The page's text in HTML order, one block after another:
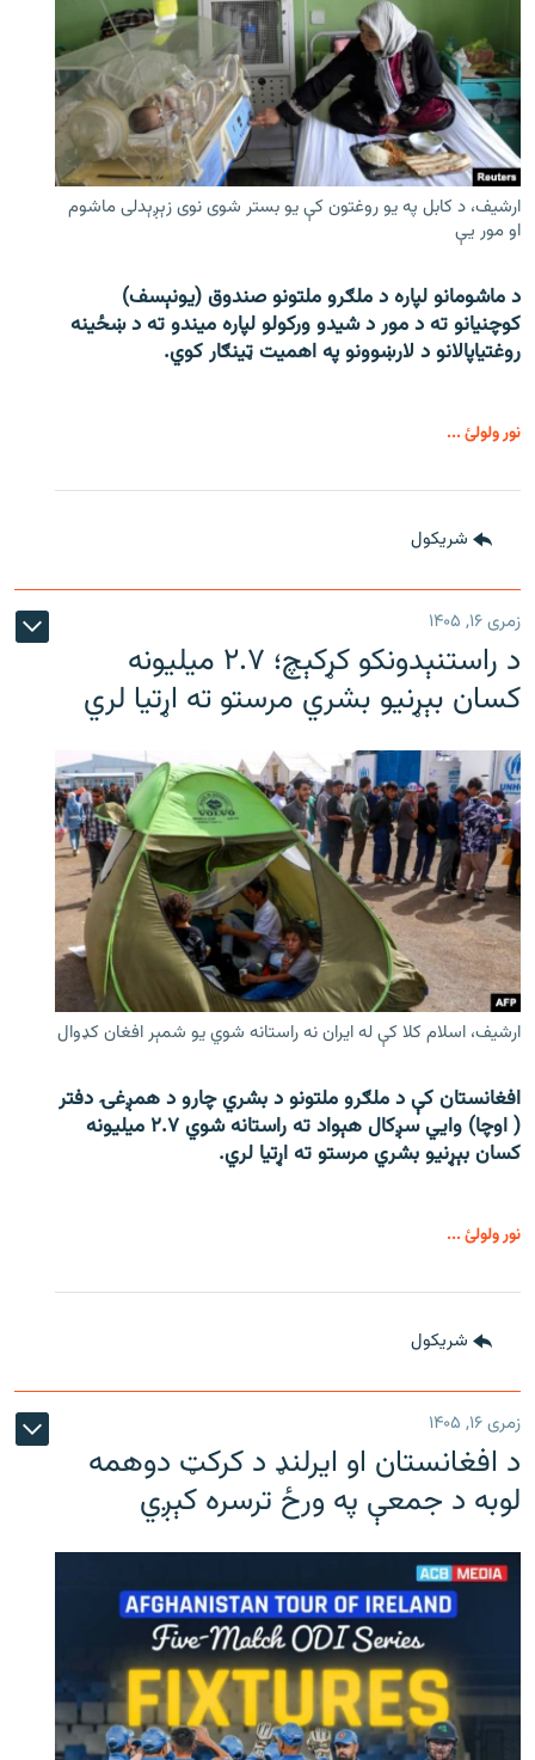
ارشیف، د کابل په یو روغتون کې یو بستر شوی نوی زېږېدلی ماشوم
او مور یې
د ماشومانو لپاره د ملګرو ملتونو صندوق (یونېسف)
کوچنیانو ته د مور د شیدو ورکولو لپاره میندو ته د ښځینه
روغتیاپالانو د لارښوونو په اهمیت ټینګار کوي.
نور ولولئ ...
شريکول
زمری ۱۶, ۱۴۰۵
د راستنېدونکو کړکېچ؛ ۲.۷ میلیونه
کسان بېړنیو بشري مرستو ته اړتیا لري
ارشیف، اسلام کلا کې له ایران نه راستانه شوي یو شمېر افغان کډوال
افغانستان کې د ملګرو ملتونو د بشري چارو د همږغۍ دفتر
( اوچا) وايي سږکال هېواد ته راستانه شوي ۲.۷ میلیونه
کسان بېړنیو بشري مرستو ته اړتیا لري.
نور ولولئ ...
شريکول
زمری ۱۶, ۱۴۰۵
د افغانستان او ایرلنډ د کرکټ دوهمه
لوبه د جمعې په ورځ ترسره کېږي